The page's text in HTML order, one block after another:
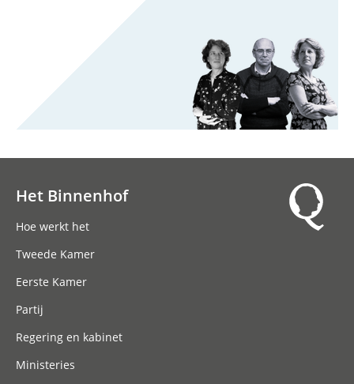
Het Binnenhof
Hoe werkt het
Tweede Kamer
Eerste Kamer
Partij
Regering en kabinet
Ministeries